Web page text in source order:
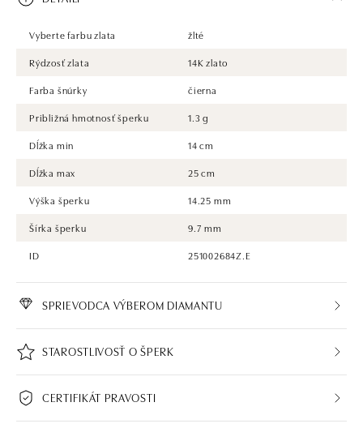
Vyberte farbu zlata
žlté
Rýdzosť zlata
14K zlato
Farba šnúrky
čierna
Približná hmotnosť šperku
1.3 g
Dĺžka min
14 cm
Dĺžka max
25 cm
Výška šperku
14.25 mm
Šírka šperku
9.7 mm
ID
251002684Z.E
SPRIEVODCA VÝBEROM DIAMANTU
STAROSTLIVOSŤ O ŠPERK
CERTIFIKÁT PRAVOSTI